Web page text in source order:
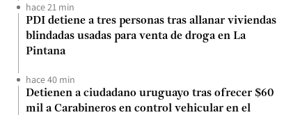
hace 21 min
PDI detiene a tres personas tras allanar viviendas
blindadas usadas para venta de droga en La
Pintana
hace 40 min
Detienen a ciudadano uruguayo tras ofrecer $60
mil a Carabineros en control vehicular en el